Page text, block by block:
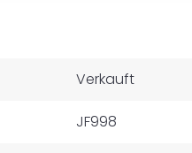
Verkauft
JF998